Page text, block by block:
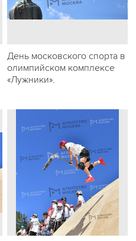
День московского спорта в
олимпийском комплексе
«Лужники».